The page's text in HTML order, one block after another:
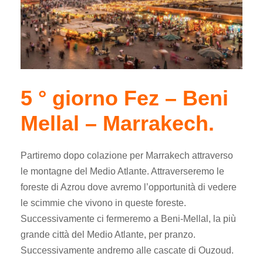
5 ° giorno Fez – Beni
Mellal – Marrakech.
Partiremo dopo colazione per Marrakech attraverso
le montagne del Medio Atlante. Attraverseremo le
foreste di Azrou dove avremo l’opportunità di vedere
le scimmie che vivono in queste foreste.
Successivamente ci fermeremo a Beni-Mellal, la più
grande città del Medio Atlante, per pranzo.
Successivamente andremo alle cascate di Ouzoud.